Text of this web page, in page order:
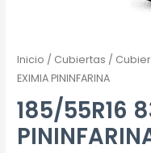
Inicio / Cubiertas /
EXIMIA PININFARINA
185/55R16